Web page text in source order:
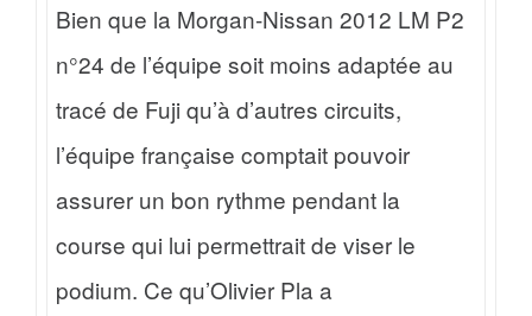
Bien que la Morgan-Nissan 2012 LM P2
n°24 de l’équipe soit moins adaptée au
tracé de Fuji qu’à d’autres circuits,
l’équipe française comptait pouvoir
assurer un bon rythme pendant la
course qui lui permettrait de viser le
podium. Ce qu’Olivier Pla a